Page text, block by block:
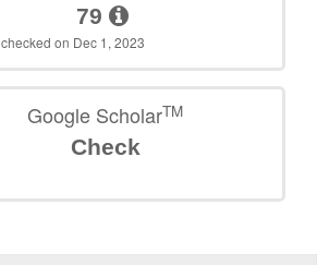
79
checked on Dec 1, 2023
Google ScholarTM
Check